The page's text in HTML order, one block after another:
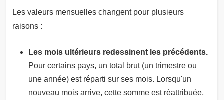
Les valeurs mensuelles changent pour plusieurs
raisons :
Les mois ultérieurs redessinent les précédents.
Pour certains pays, un total brut (un trimestre ou
une année) est réparti sur ses mois. Lorsqu'un
nouveau mois arrive, cette somme est réattribuée,